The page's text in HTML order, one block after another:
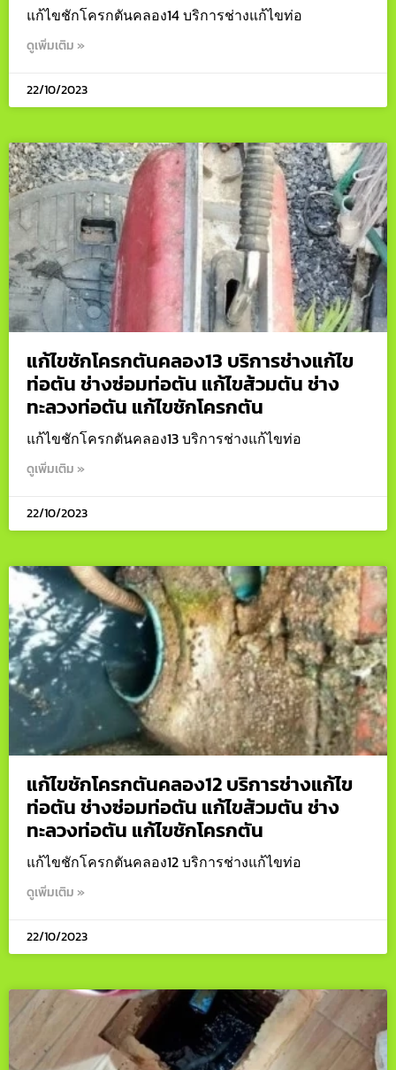
แก้ไขชักโครกตันคลอง14 บริการช่างแก้ไขท่อ
ดูเพิ่มเติม »
22/10/2023
แก้ไขชักโครกตันคลอง13 บริการช่างแก้ไข
ท่อตัน ช่างซ่อมท่อตัน แก้ไขส้วมตัน ช่าง
ทะลวงท่อตัน แก้ไขชักโครกตัน
แก้ไขชักโครกตันคลอง13 บริการช่างแก้ไขท่อ
ดูเพิ่มเติม »
22/10/2023
แก้ไขชักโครกตันคลอง12 บริการช่างแก้ไข
ท่อตัน ช่างซ่อมท่อตัน แก้ไขส้วมตัน ช่าง
ทะลวงท่อตัน แก้ไขชักโครกตัน
แก้ไขชักโครกตันคลอง12 บริการช่างแก้ไขท่อ
ดูเพิ่มเติม »
22/10/2023